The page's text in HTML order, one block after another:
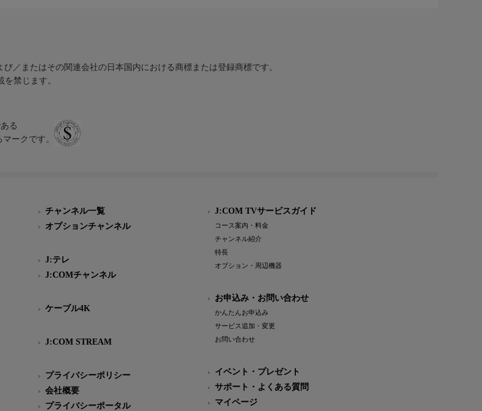
／またはその関連会社の日本国内における商標または登録商標です。
禁じます。
る
ークです。
チャンネル一覧
オプションチャンネル
J:テレ
J:COMチャンネル
ケーブル4K
J:COM STREAM
プライバシーポリシー
会社概要
プライバシーポータル
J:COM TVサービスガイド
コース案内・料金
チャンネル紹介
特長
オプション・周辺機器
お申込み・お問い合わせ
かんたんお申込み
サービス追加・変更
お問い合わせ
イベント・プレゼント
サポート・よくある質問
マイページ